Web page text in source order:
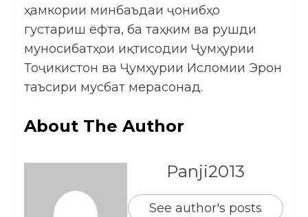
ҳамкории минбаъдаи ҷонибҳо
густариш ёфта, ба таҳким ва рушди
муносибатҳои иқтисодии Ҷумҳурии
Тоҷикистон ва Ҷумҳурии Исломии Эрон
таъсири мусбат мерасонад.
About The Author
Panji2013
See author's posts